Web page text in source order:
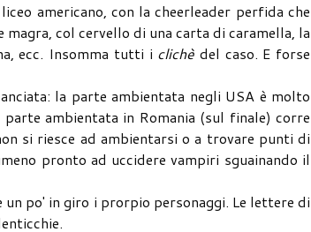
americano, con la cheerleader perfida che
col cervello di una carta di caramella, la
ecc. Insomma tutti i clichè del caso. E forse
la parte ambientata negli USA è molto
ambientata in Romania (sul finale) corre
si riesce ad ambientarsi o a trovare punti di
pronto ad uccidere vampiri sguainando il
un po' in giro i prorpio personaggi. Le lettere di